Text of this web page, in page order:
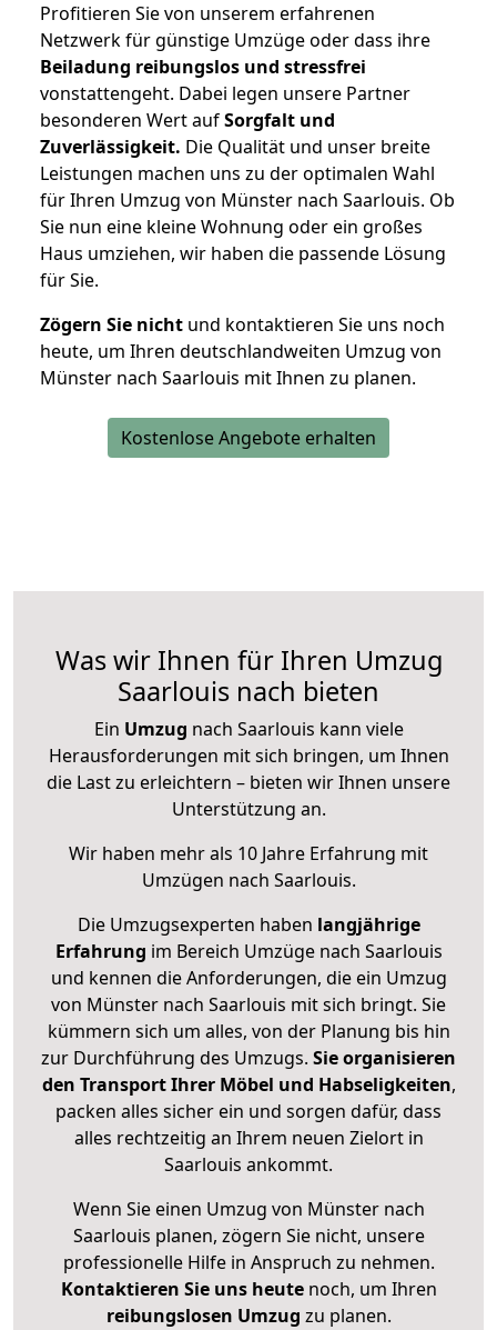
Profitieren Sie von unserem erfahrenen
Netzwerk für günstige Umzüge oder dass ihre
Beiladung reibungslos und stressfrei
vonstattengeht. Dabei legen unsere Partner
besonderen Wert aufSorgfalt und
Zuverlässigkeit. Die Qualität und unser breite
Leistungen machen uns zu der optimalen Wahl
für Ihren Umzug von Münster nach Saarlouis. Ob
Sie nun eine kleine Wohnung oder ein großes
Haus umziehen, wir haben die passende Lösung
für Sie.
Zögern Sie nicht und kontaktieren Sie uns noch
heute, um Ihren deutschlandweiten Umzug von
Münster nach Saarlouis mit Ihnen zu planen.
Kostenlose Angebote erhalten
Was wir Ihnen für Ihren Umzug
Saarlouis nach bieten
Ein Umzug nach Saarlouis kann viele
Herausforderungen mit sich bringen, um Ihnen
die Last zu erleichtern – bieten wir Ihnen unsere
Unterstützung an.
Wir haben mehr als 10 Jahre Erfahrung mit
Umzügen nach Saarlouis.
Die Umzugsexperten haben langjährige
Erfahrung im Bereich Umzüge nach Saarlouis
und kennen die Anforderungen, die ein Umzug
von Münster nach Saarlouis mit sich bringt. Sie
kümmern sich um alles, von der Planung bis hin
zur Durchführung des Umzugs. Sie organisieren
den Transport Ihrer Möbel und Habseligkeiten,
packen alles sicher ein und sorgen dafür, dass
alles rechtzeitig an Ihrem neuen Zielort in
Saarlouis ankommt.
Wenn Sie einen Umzug von Münster nach
Saarlouis planen, zögern Sie nicht, unsere
professionelle Hilfe in Anspruch zu nehmen.
Kontaktieren Sie uns heutenoch, um Ihren
reibungslosen Umzug zu planen.